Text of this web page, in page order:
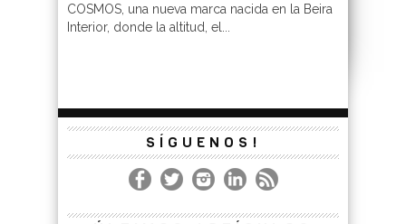
COSMOS, una nueva marca nacida en la Beira
Interior, donde la altitud, el...
SÍGUENOS!